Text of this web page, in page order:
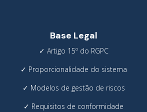
Base Legal
✓ Artigo 15º do RGPC
✓ Proporcionalidade do sistema
✓ Modelos de gestão de riscos
✓ Requisitos de conformidade